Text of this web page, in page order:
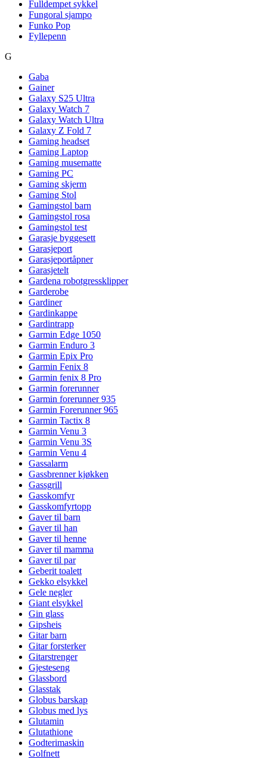
Fulldempet sykkel
Fungoral sjampo
Funko Pop
Fyllepenn
G
Gaba
Gainer
Galaxy S25 Ultra
Galaxy Watch 7
Galaxy Watch Ultra
Galaxy Z Fold 7
Gaming headset
Gaming Laptop
Gaming musematte
Gaming PC
Gaming skjerm
Gaming Stol
Gamingstol barn
Gamingstol rosa
Gamingstol test
Garasje byggesett
Garasjeport
Garasjeportåpner
Garasjetelt
Gardena robotgressklipper
Garderobe
Gardiner
Gardinkappe
Gardintrapp
Garmin Edge 1050
Garmin Enduro 3
Garmin Epix Pro
Garmin Fenix 8
Garmin fenix 8 Pro
Garmin forerunner
Garmin forerunner 935
Garmin Forerunner 965
Garmin Tactix 8
Garmin Venu 3
Garmin Venu 3S
Garmin Venu 4
Gassalarm
Gassbrenner kjøkken
Gassgrill
Gasskomfyr
Gasskomfyrtopp
Gaver til barn
Gaver til han
Gaver til henne
Gaver til mamma
Gaver til par
Geberit toalett
Gekko elsykkel
Gele negler
Giant elsykkel
Gin glass
Gipsheis
Gitar barn
Gitar forsterker
Gitarstrenger
Gjesteseng
Glassbord
Glasstak
Globus barskap
Globus med lys
Glutamin
Glutathione
Godterimaskin
Golfnett